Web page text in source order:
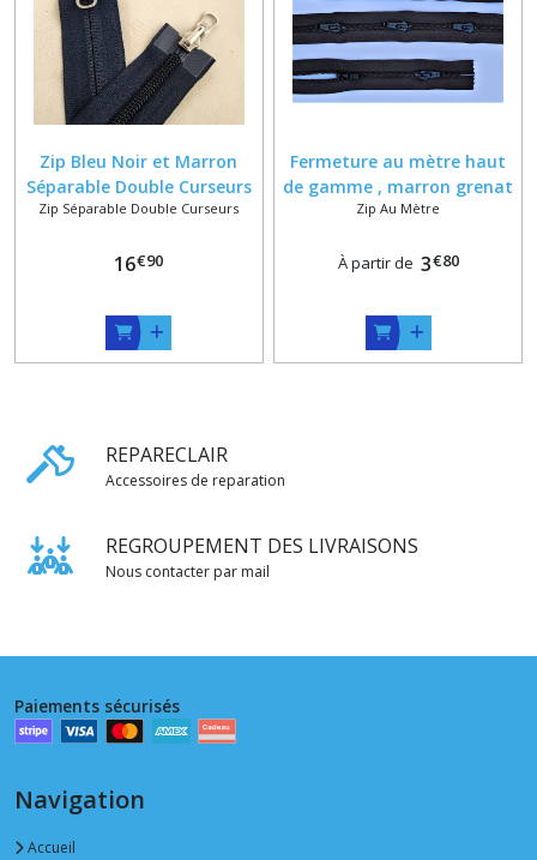
Zip Bleu Noir et Marron
Séparable Double Curseurs
Reversibles Bouche à
Zip Séparable Double Curseurs
16€90
Fermeture au mètre haut
de gamme , marron grenat
vert ykk 6,5 mm coloris
Zip Au Mètre
À partir de 3€80
REPARECLAIR
Accessoires de reparation
REGROUPEMENT DES LIVRAISONS
Nous contacter par mail
Paiements sécurisés
Navigation
Accueil